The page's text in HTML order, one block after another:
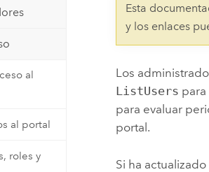
al
al portal
roles y
Esta
y los enlaces
Los
ListUsers
para evaluar
portal.
Si ha